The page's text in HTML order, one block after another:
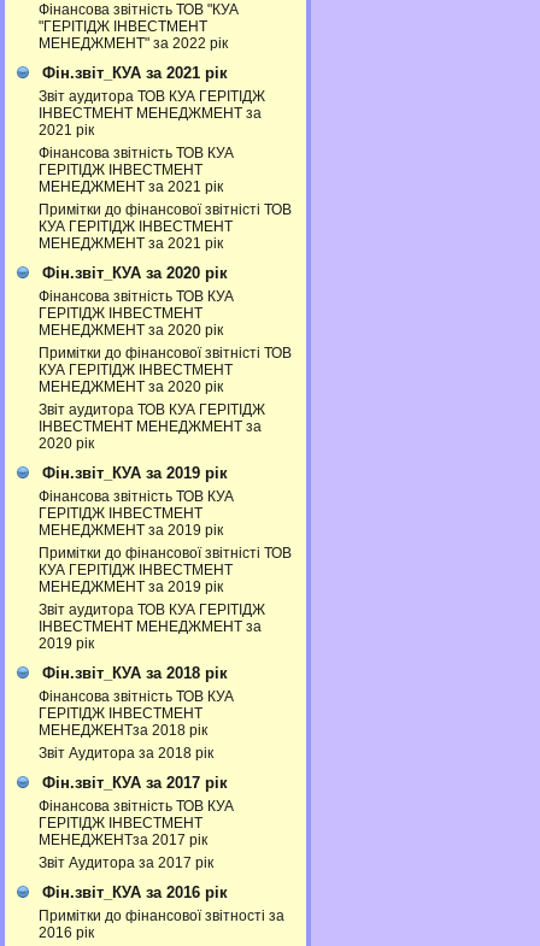
Фінансова звітність ТОВ "КУА
"ГЕРІТІДЖ ІНВЕСТМЕНТ
МЕНЕДЖМЕНТ" за 2022 рік
Фін.звіт_КУА за 2021 рік
Звіт аудитора ТОВ КУА ГЕРІТІДЖ
ІНВЕСТМЕНТ МЕНЕДЖМЕНТ за
2021 рік
Фінансова звітність ТОВ КУА
ГЕРІТІДЖ ІНВЕСТМЕНТ
МЕНЕДЖМЕНТ за 2021 рік
Примітки до фінансової звітністі ТОВ
КУА ГЕРІТІДЖ ІНВЕСТМЕНТ
МЕНЕДЖМЕНТ за 2021 рік
Фін.звіт_КУА за 2020 рік
Фінансова звітність ТОВ КУА
ГЕРІТІДЖ ІНВЕСТМЕНТ
МЕНЕДЖМЕНТ за 2020 рік
Примітки до фінансової звітністі ТОВ
КУА ГЕРІТІДЖ ІНВЕСТМЕНТ
МЕНЕДЖМЕНТ за 2020 рік
Звіт аудитора ТОВ КУА ГЕРІТІДЖ
ІНВЕСТМЕНТ МЕНЕДЖМЕНТ за
2020 рік
Фін.звіт_КУА за 2019 рік
Фінансова звітність ТОВ КУА
ГЕРІТІДЖ ІНВЕСТМЕНТ
МЕНЕДЖМЕНТ за 2019 рік
Примітки до фінансової звітністі ТОВ
КУА ГЕРІТІДЖ ІНВЕСТМЕНТ
МЕНЕДЖМЕНТ за 2019 рік
Звіт аудитора ТОВ КУА ГЕРІТІДЖ
ІНВЕСТМЕНТ МЕНЕДЖМЕНТ за
2019 рік
Фін.звіт_КУА за 2018 рік
Фінансова звітність ТОВ КУА
ГЕРІТІДЖ ІНВЕСТМЕНТ
МЕНЕДЖЕНТза 2018 рік
Звіт Аудитора за 2018 рік
Фін.звіт_КУА за 2017 рік
Фінансова звітність ТОВ КУА
ГЕРІТІДЖ ІНВЕСТМЕНТ
МЕНЕДЖЕНТза 2017 рік
Звіт Аудитора за 2017 рік
Фін.звіт_КУА за 2016 рік
Примітки до фінансової звітності за
2016 рік